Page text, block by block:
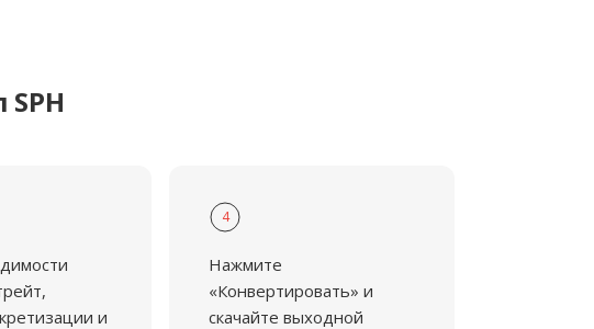
и
4
Нажмите
«Конвертировать» и
скачайте выходной